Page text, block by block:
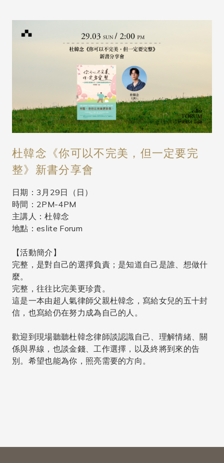
杜韓念《你可以不完美，但一定要完
整》新書分享會
日期：3月29日（日）
時間：2PM-4PM
主講人：杜韓念
地點：eslite Forum
【活動簡介】
完整，是對自己的選擇負責；是知道自己是誰、想做什
麼。
完整，往往比完美更珍貴。
這是一本由超人氣律師父親杜韓念，寫給女兒的五十封
信，也寫給仍在努力成為自己的人。
歡迎到現場聽聽杜韓念律師談認識自己、理解情緒、關
係與界線，也談金錢、工作選擇，以及終將到來的告
別。希望也能為你，照亮需要的方向。